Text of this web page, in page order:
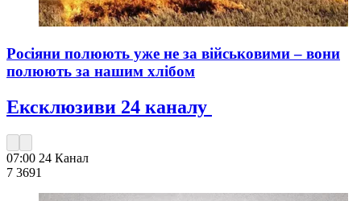
Росіяни полюють уже не за військовими – вони
полюють за нашим хлібом
Ексклюзиви 24 каналу
07:00 24 Канал
7 3691